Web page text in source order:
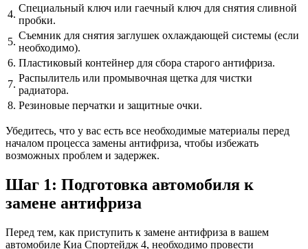
4.
Специальный ключ или гаечный ключ для снятия сливной
пробки.
5.
Съемник для снятия заглушек охлаждающей системы (если
необходимо).
6. Пластиковый контейнер для сбора старого антифриза.
7.
Распылитель или промывочная щетка для чистки
радиатора.
8. Резиновые перчатки и защитные очки.
Убедитесь, что у вас есть все необходимые материалы перед
началом процесса замены антифриза, чтобы избежать
возможных проблем и задержек.
Шаг 1: Подготовка автомобиля к
замене антифриза
Перед тем, как приступить к замене антифриза в вашем
автомобиле Киа Спортейдж 4, необходимо провести